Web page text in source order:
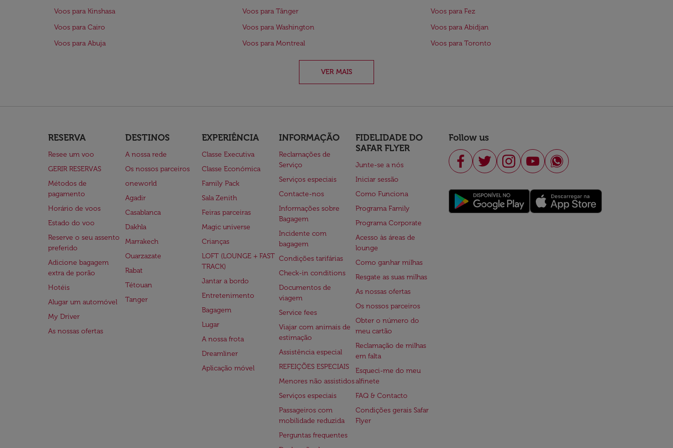
Voos para Kinshasa
Voos para Tânger
Voos para Fez
Voos para Cairo
Voos para Washington
Voos para Abidjan
Voos para Abuja
Voos para Montreal Voos para Toronto
VER MAIS
RESERVA
Resee um voo
GERIR RESERVAS
Métodos de
pagamento
Horário de voos
Estado do voo
Reserve o seu assento
preferido
Adicione bagagem
extra de porão
Hotéis
Alugar um automóvel
My Driver
As nossas ofertas
DESTINOS
A nossa rede
Os nossos parceiros
oneworld
Agadir
Casablanca
Dakhla
Marrakech
Ouarzazate
Rabat
Tétouan
Tanger
EXPERIÊNCIA
Classe Executiva
Classe Económica
Family Pack
Sala Zenith
Feiras parceiras
Magic universe
Crianças
LOFT (LOUNGE + FAST
TRACK)
Jantar a bordo
Entretenimento
Bagagem
Lugar
A nossa frota
Dreamliner
Aplicação móvel
INFORMAÇÃO
Reclamações de
Serviço
Serviços especiais
Contacte-nos
Informações sobre
Bagagem
Incidente com
bagagem
Condições tarifárias
Check-in conditions
Documentos de
viagem
Service fees
Viajar com animais de
estimação
Assistência especial
REFEIÇÕES ESPECIAIS
Menores não assistidos
Serviços especiais
Passageiros com
mobilidade reduzida
Perguntas frequentes
FIDELIDADE DO
SAFAR FLYER
Junte-se a nós
Iniciar sessão
Como Funciona
Programa Family
Programa Corporate
Acesso às áreas de
lounge
Como ganhar milhas
Resgate as suas milhas
As nossas ofertas
Os nossos parceiros
Obter o número do
meu cartão
Reclamação de milhas
em falta
Esqueci-me do meu
alfinete
FAQ & Contacto
Condições gerais Safar
Flyer
Follow us